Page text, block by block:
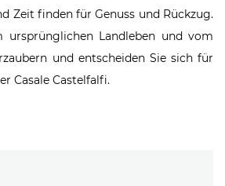
Zeit finden für Genuss und Rückzug.
ursprünglichen Landleben und vom
und entscheiden Sie sich für
Casale Castelfalfi.